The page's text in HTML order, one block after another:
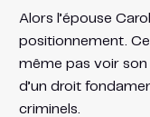
Alors l’épouse
positionnement.
même pas voir son
d’un droit
criminels.